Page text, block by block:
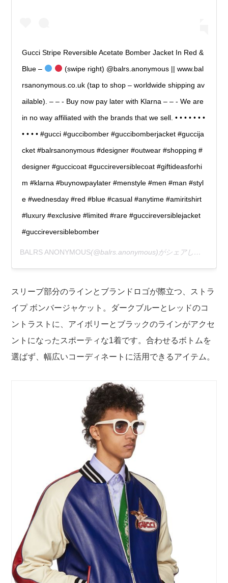
Gucci Stripe Reversible Acetate Bomber Jacket In Red &
Blue –
(swipe right) @balrs.anonymous || www.bal
rsanonymous.co.uk⁣ (tap to shop – worldwide shipping av
ailable).⁣ – – -⁣ Buy now pay later with Klarna⁣ – – -⁣ We are
in no way affiliated with the brands that we sell.⁣ •⁣ •⁣ •⁣ •⁣ •⁣ •⁣ •⁣
•⁣ •⁣ •⁣ •⁣ #gucci #guccibomber #guccibomberjacket #guccija
cket #balrsanonymous #designer #outwear #shopping #
designer #guccicoat #guccireversiblecoat #giftideasforhi
m #klarna #buynowpaylater #menstyle #men #man #styl
e #wednesday #red #blue #casual #anytime #amiritshirt
#luxury #exclusive #limited #rare #guccireversiblejacket
#guccireversiblebomber
BALRS ANONYMOUS(@balrs.anonymous)がシェアした投稿 –
スリーブ部分のラインとブランドロゴが際立つ、ストラ
イプ ボンバージャケット。ダークブルーとレッドのコ
ントラストに、アイボリーとブラックのラインがアクセ
ントになったスポーティな1着です。合わせるボトムを
選ばず、幅広いコーディネートに活用できるアイテム。